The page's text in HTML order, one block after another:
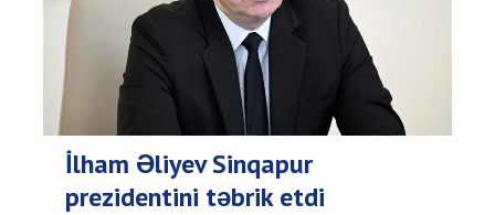
İlham Əliyev Sinqapur
prezidentini təbrik etdi